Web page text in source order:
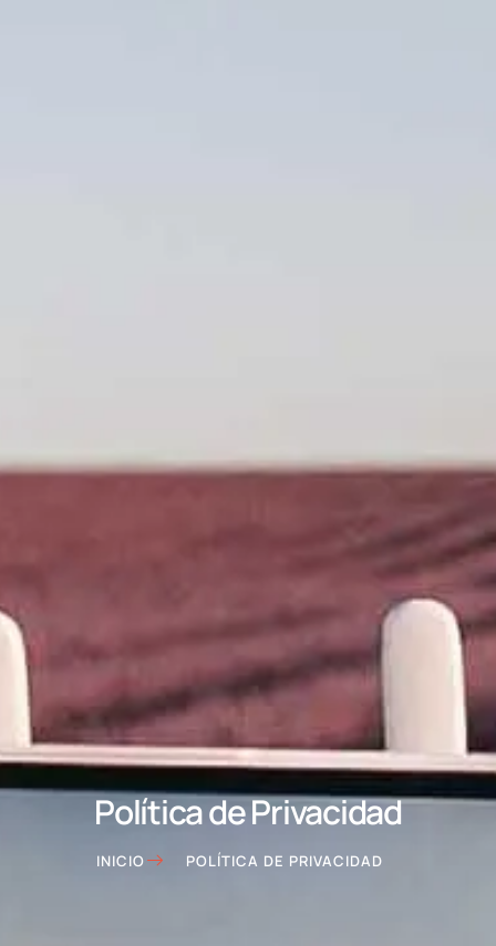
Política de Privacidad
INICIO POLÍTICA DE PRIVACIDAD